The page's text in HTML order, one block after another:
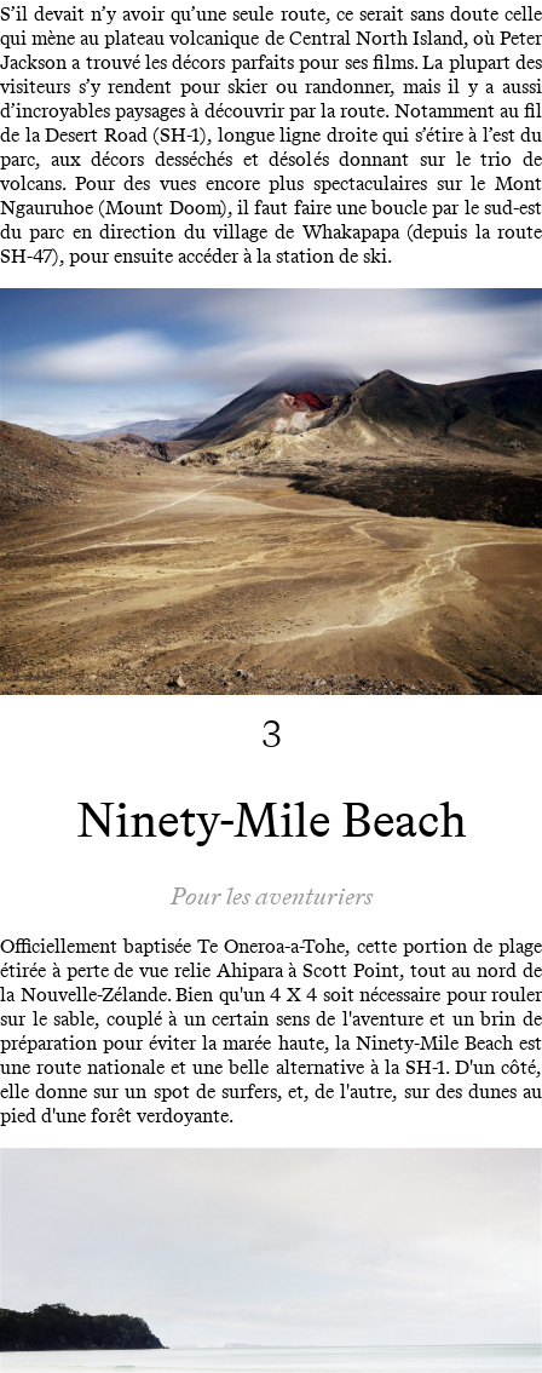
S’il devait n’y avoir qu’une seule route, ce serait sans doute celle
qui mène au plateau volcanique de Central North Island, où Peter
Jackson a trouvé les décors parfaits pour ses films. La plupart des
visiteurs s’y rendent pour skier ou randonner, mais il y a aussi
d’incroyables paysages à découvrir par la route. Notamment au fil
de la Desert Road (SH-1), longue ligne droite qui s’étire à l’est du
parc, aux décors desséchés et désolés donnant sur le trio de
volcans. Pour des vues encore plus spectaculaires sur le Mont
Ngauruhoe (Mount Doom), il faut faire une boucle par le sud-est
du parc en direction du village de Whakapapa (depuis la route
SH-47), pour ensuite accéder à la station de ski.
3
Ninety-Mile Beach
Pour les aventuriers
Officiellement baptisée Te Oneroa-a-Tohe, cette portion de plage
étirée à perte de vue relie Ahipara à Scott Point, tout au nord de
la Nouvelle-Zélande. Bien qu'un 4 X 4 soit nécessaire pour rouler
sur le sable, couplé à un certain sens de l'aventure et un brin de
préparation pour éviter la marée haute, la Ninety-Mile Beach est
une route nationale et une belle alternative à la SH-1. D'un côté,
elle donne sur un spot de surfers, et, de l'autre, sur des dunes au
pied d'une forêt verdoyante.